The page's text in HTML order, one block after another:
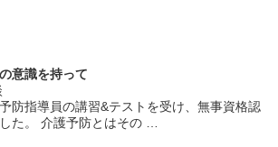
意識を持って
防指導員の講習&テストを受け、無事資格認
た。 介護予防とはその …